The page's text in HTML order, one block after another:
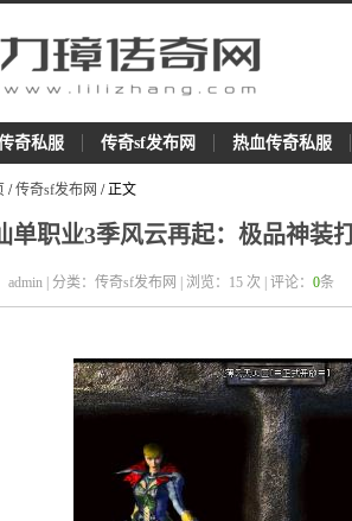
奇私服 传奇sf发布网 热血传奇私服
/传奇sf发布网 / 正文
单职业3季风云再起：极品神装
admin | 分类：传奇sf发布网 | 浏览： 15 次 | 评论： 0条